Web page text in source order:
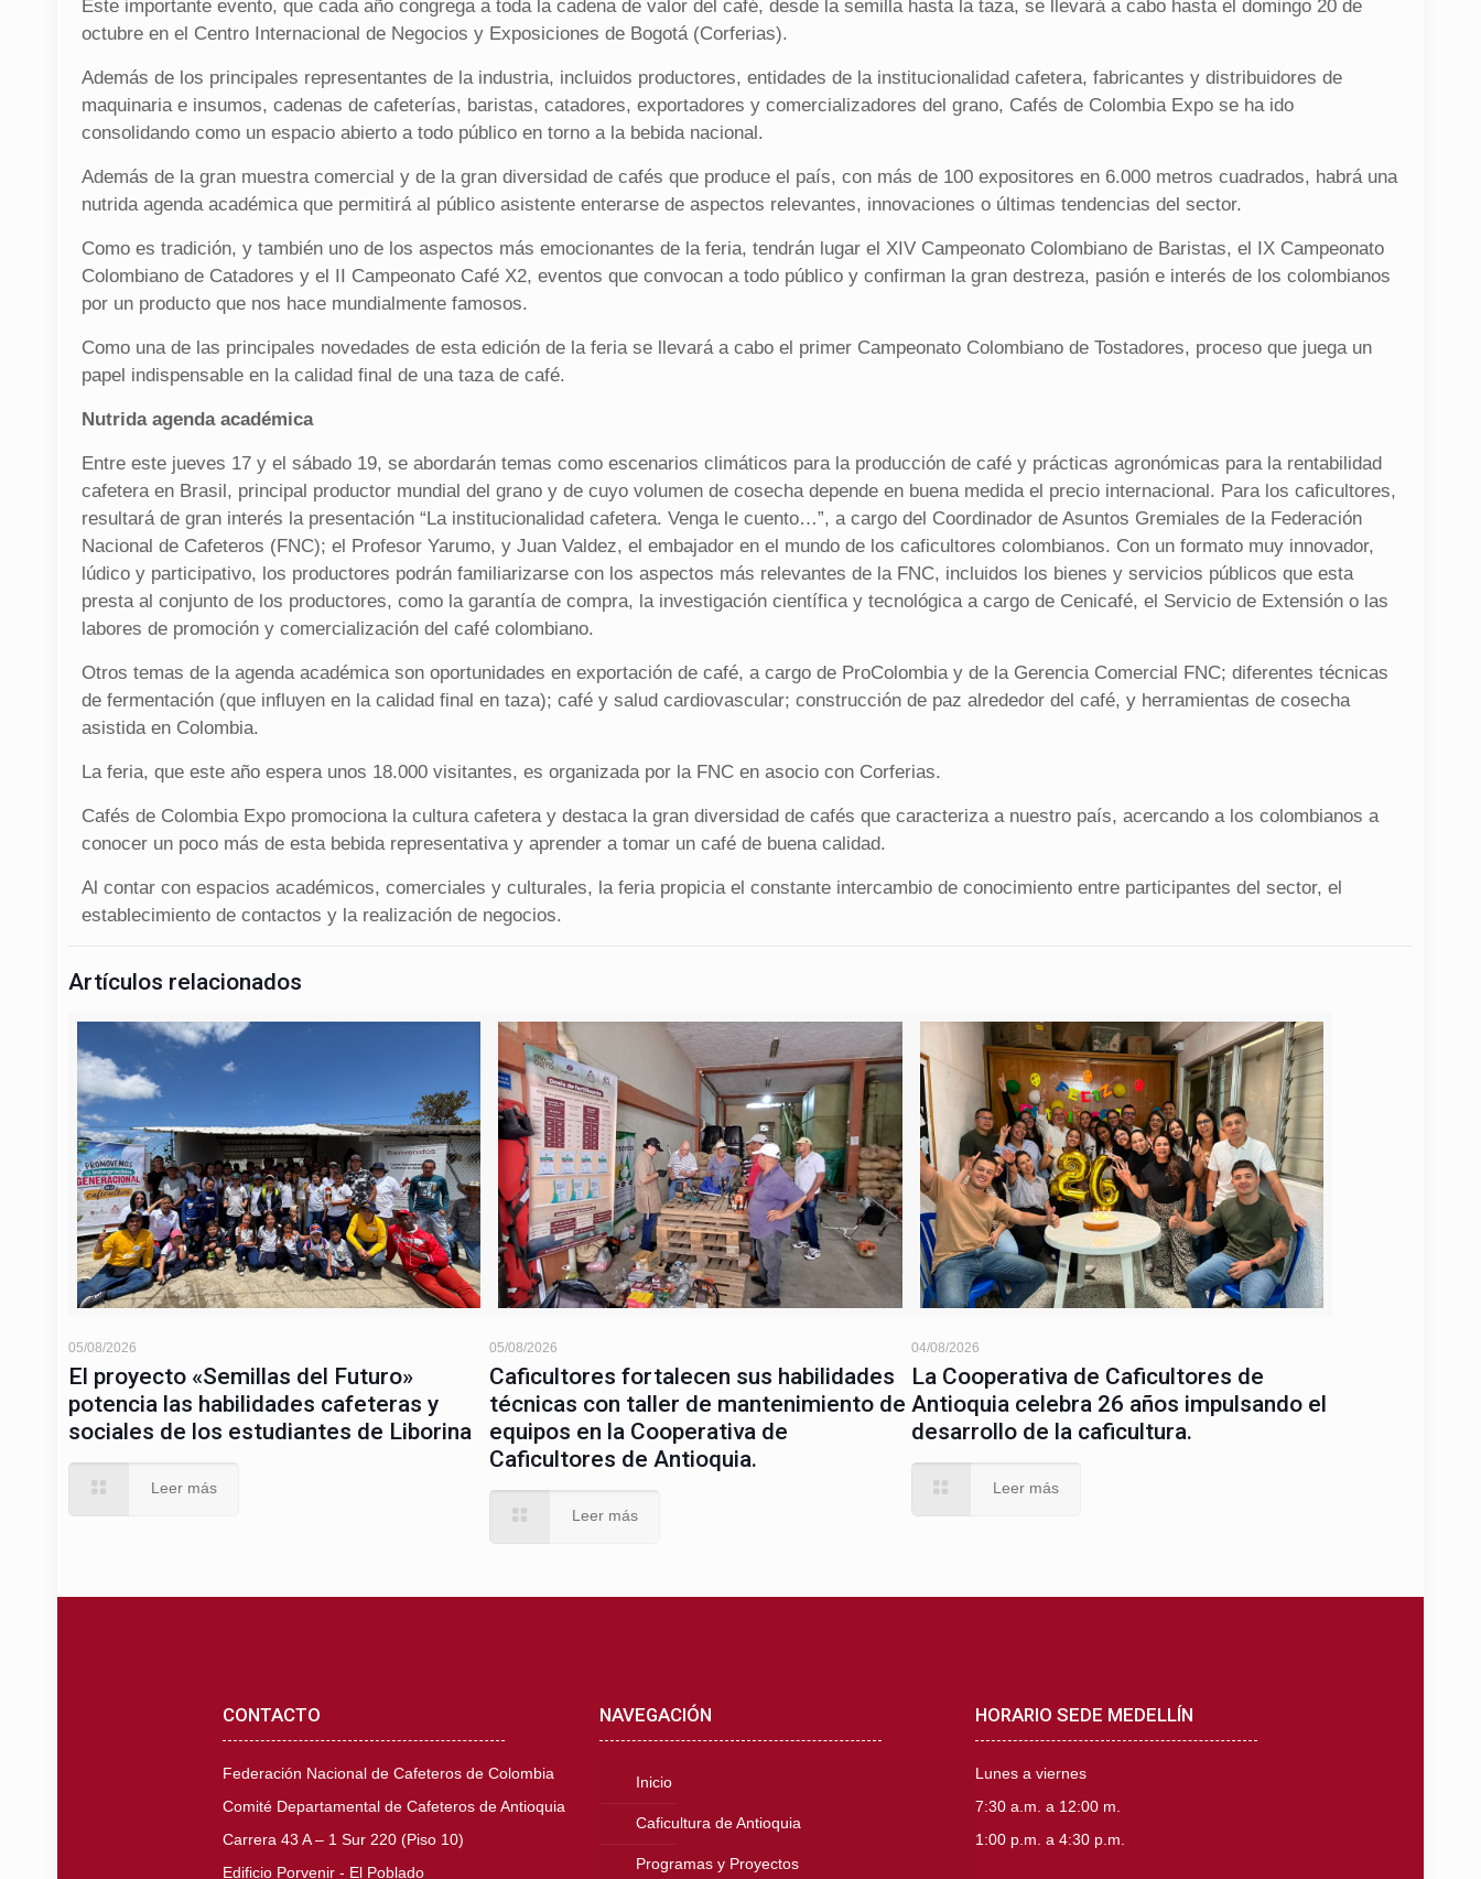
Este importante evento, que cada año congrega a toda la cadena de valor del café, desde la semilla hasta la taza, se llevará a cabo hasta el domingo 20 de
octubre en el Centro Internacional de Negocios y Exposiciones de Bogotá (Corferias).
Además de los principales representantes de la industria, incluidos productores, entidades de la institucionalidad cafetera, fabricantes y distribuidores de
maquinaria e insumos, cadenas de cafeterías, baristas, catadores, exportadores y comercializadores del grano, Cafés de Colombia Expo se ha ido
consolidando como un espacio abierto a todo público en torno a la bebida nacional.
Además de la gran muestra comercial y de la gran diversidad de cafés que produce el país, con más de 100 expositores en 6.000 metros cuadrados, habrá una
nutrida agenda académica que permitirá al público asistente enterarse de aspectos relevantes, innovaciones o últimas tendencias del sector.
Como es tradición, y también uno de los aspectos más emocionantes de la feria, tendrán lugar el XIV Campeonato Colombiano de Baristas, el IX Campeonato
Colombiano de Catadores y el II Campeonato Café X2, eventos que convocan a todo público y confirman la gran destreza, pasión e interés de los colombianos
por un producto que nos hace mundialmente famosos.
Como una de las principales novedades de esta edición de la feria se llevará a cabo el primer Campeonato Colombiano de Tostadores, proceso que juega un
papel indispensable en la calidad final de una taza de café.
Nutrida agenda académica
Entre este jueves 17 y el sábado 19, se abordarán temas como escenarios climáticos para la producción de café y prácticas agronómicas para la rentabilidad
cafetera en Brasil, principal productor mundial del grano y de cuyo volumen de cosecha depende en buena medida el precio internacional. Para los caficultores,
resultará de gran interés la presentación “La institucionalidad cafetera. Venga le cuento…”, a cargo del Coordinador de Asuntos Gremiales de la Federación
Nacional de Cafeteros (FNC); el Profesor Yarumo, y Juan Valdez, el embajador en el mundo de los caficultores colombianos. Con un formato muy innovador,
lúdico y participativo, los productores podrán familiarizarse con los aspectos más relevantes de la FNC, incluidos los bienes y servicios públicos que esta
presta al conjunto de los productores, como la garantía de compra, la investigación científica y tecnológica a cargo de Cenicafé, el Servicio de Extensión o las
labores de promoción y comercialización del café colombiano.
Otros temas de la agenda académica son oportunidades en exportación de café, a cargo de ProColombia y de la Gerencia Comercial FNC; diferentes técnicas
de fermentación (que influyen en la calidad final en taza); café y salud cardiovascular; construcción de paz alrededor del café, y herramientas de cosecha
asistida en Colombia.
La feria, que este año espera unos 18.000 visitantes, es organizada por la FNC en asocio con Corferias.
Cafés de Colombia Expo promociona la cultura cafetera y destaca la gran diversidad de cafés que caracteriza a nuestro país, acercando a los colombianos a
conocer un poco más de esta bebida representativa y aprender a tomar un café de buena calidad.
Al contar con espacios académicos, comerciales y culturales, la feria propicia el constante intercambio de conocimiento entre participantes del sector, el
establecimiento de contactos y la realización de negocios.
Artículos relacionados
05/08/2026
El proyecto «Semillas del Futuro»
potencia las habilidades cafeteras y
sociales de los estudiantes de Liborina
Leer más
05/08/2026
Caficultores fortalecen sus habilidades
técnicas con taller de mantenimiento de
equipos en la Cooperativa de
Caficultores de Antioquia.
Leer más
04/08/2026
La Cooperativa de Caficultores de
Antioquia celebra 26 años impulsando el
desarrollo de la caficultura.
Leer más
CONTACTO
Federación Nacional de Cafeteros de Colombia
Comité Departamental de Cafeteros de Antioquia
Carrera 43 A – 1 Sur 220 (Piso 10)
Edificio Porvenir - El Poblado
NAVEGACIÓN
Inicio
Caficultura de Antioquia
Programas y Proyectos
HORARIO SEDE MEDELLÍN
Lunes a viernes
7:30 a.m. a 12:00 m.
1:00 p.m. a 4:30 p.m.